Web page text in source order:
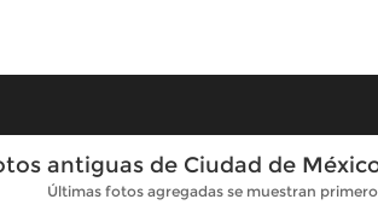
antiguas de Ciudad de
Últimas fotos agregadas se muestran primero